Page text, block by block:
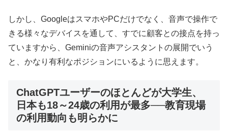
しかし、GoogleはスマホやPCだけでなく、音声で操作で
きる様々なデバイスを通して、すでに顧客との接点を持っ
ていますから、Geminiの音声アシスタントの展開でいう
と、かなり有利なポジションにいるように思えます。
ChatGPTユーザーのほとんどが大学生、
日本も18～24歳の利用が最多──教育現場
の利用動向も明らかに